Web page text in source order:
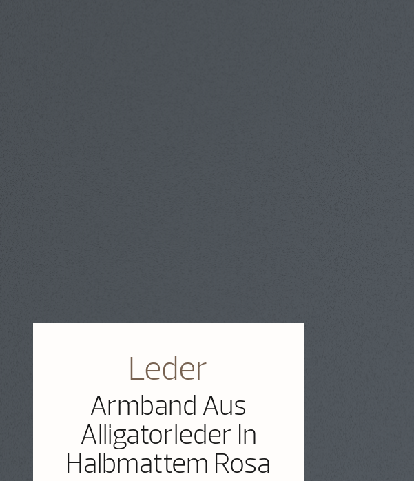
Leder
Armband Aus
Alligatorleder In
Halbmattem Rosa